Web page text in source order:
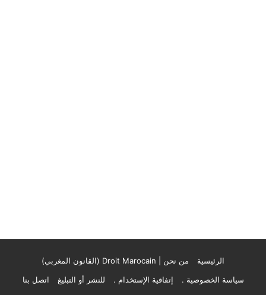
الرئيسية
من نحن | Droit Marocain (القانون المغربي)
سياسة الخصوصية .
إتفاقية الإستخدام . للنشر أو التبليغ
اتصل بنا